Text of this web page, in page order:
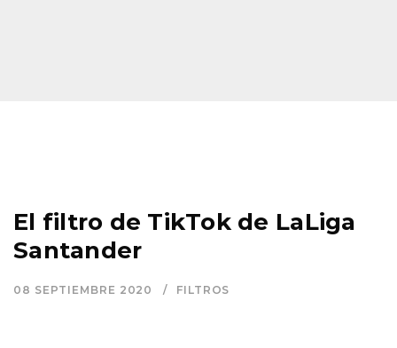
El filtro de TikTok de LaLiga
Santander
08 SEPTIEMBRE 2020 FILTROS